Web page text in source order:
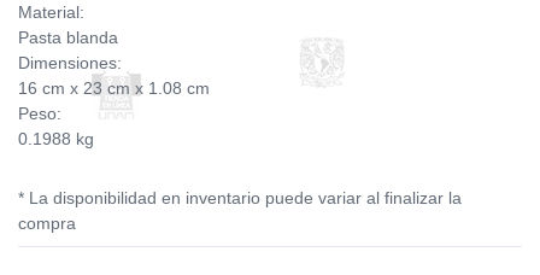
Material:
Pasta blanda
Dimensiones:
16 cm x 23 cm x 1.08 cm
Peso:
0.1988 kg
* La disponibilidad en inventario puede variar al finalizar la
compra